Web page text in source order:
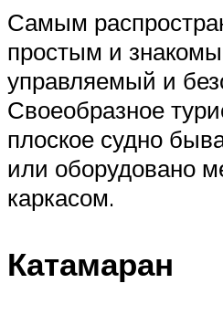
Самым
простым и
управляемый и
Своеобразное
плоское судно
или оборудовано
каркасом.
Катамаран